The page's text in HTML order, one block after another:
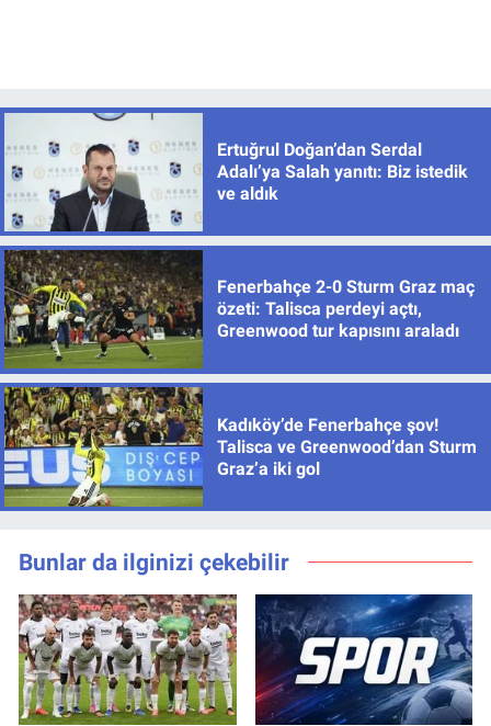
Ertuğrul Doğan’dan Serdal
Adalı’ya Salah yanıtı: Biz istedik
ve aldık
Fenerbahçe 2-0 Sturm Graz maç
özeti: Talisca perdeyi açtı,
Greenwood tur kapısını araladı
Kadıköy’de Fenerbahçe şov!
Talisca ve Greenwood’dan Sturm
Graz’a iki gol
Bunlar da ilginizi çekebilir